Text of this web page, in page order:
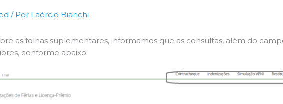
/ Por Laércio Bianchi
as folhas suplementares, informamos que as consultas, além do
conforme abaixo: